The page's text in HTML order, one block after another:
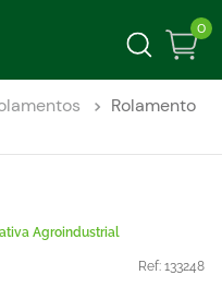
0
Rolamento
Agroindustrial
Ref: 133248